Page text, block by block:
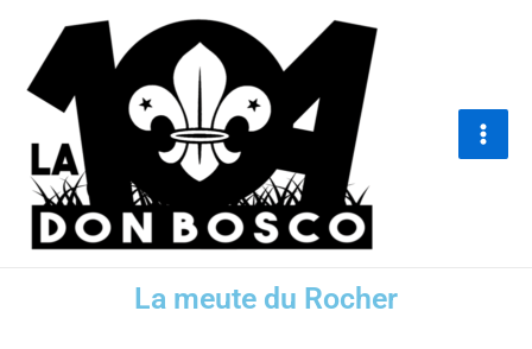
contenu
La meute du Rocher